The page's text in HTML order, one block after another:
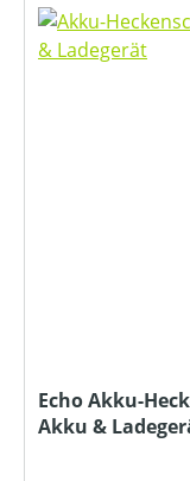
Echo Akku-
Akku &